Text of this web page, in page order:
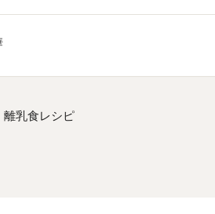
離乳食レシピ